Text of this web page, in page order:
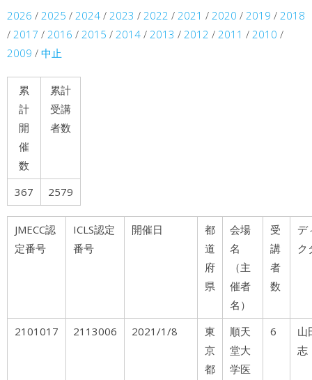
2026 / 2025 / 2024 / 2023 / 2022 / 2021 / 2020 / 2019 / 2018
/ 2017 / 2016 / 2015 / 2014 / 2013 / 2012 / 2011 / 2010 /
2009 / 中止
累
計
開
催
数
累計
受講
者数
367 2579
JMECC認
定番号
ICLS認定
番号
開催日
都
道
府
県
会場
名
（主
催者
名）
受
講
者
数
デ
ク
2101017 2113006 2021/1/8
東
京
都
順天
堂大
学医
6
山
志